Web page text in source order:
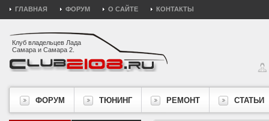
ГЛАВНАЯ ФОРУМ О САЙТЕ КОНТАКТЫ
Клуб владельцев Лада
Самара и Самара 2.
ФОРУМ ТЮНИНГ РЕМОНТ СТАТЬИ